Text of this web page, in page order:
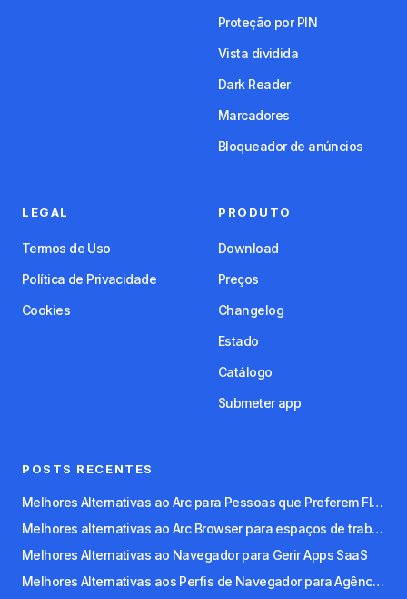
Proteção por PIN
Vista dividida
Dark Reader
Marcadores
Bloqueador de anúncios
LEGAL
Termos de Uso
Política de Privacidade
Cookies
PRODUTO
Download
Preços
Changelog
Estado
Catálogo
Submeter app
POSTS RECENTES
Melhores Alternativas ao Arc para Pessoas que Preferem Fluxos de Trabalho com Teclado
Melhores alternativas ao Arc Browser para espaços de trabalho organizados
Melhores Alternativas ao Navegador para Gerir Apps SaaS
Melhores Alternativas aos Perfis de Navegador para Agências e Freelancers